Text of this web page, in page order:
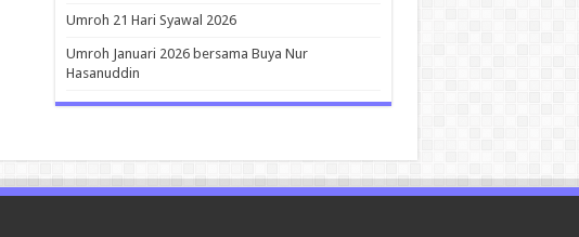
Umroh 21 Hari Syawal 2026
Umroh Januari 2026 bersama Buya Nur
Hasanuddin